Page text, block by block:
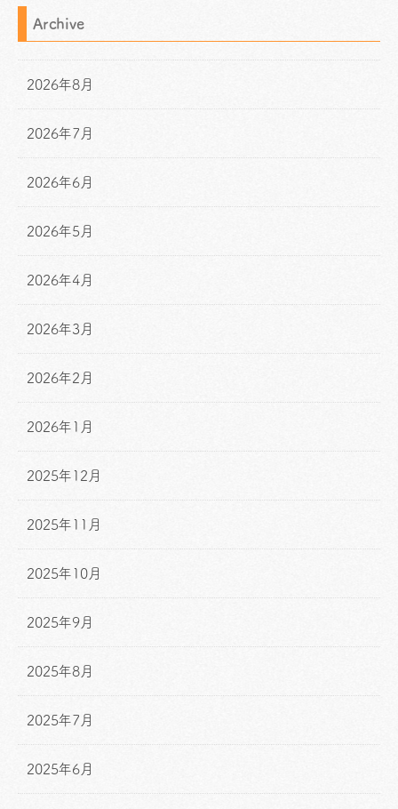
Archive
2026年8月
2026年7月
2026年6月
2026年5月
2026年4月
2026年3月
2026年2月
2026年1月
2025年12月
2025年11月
2025年10月
2025年9月
2025年8月
2025年7月
2025年6月